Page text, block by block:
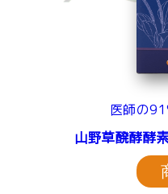
医師の
山野草醗酵酵